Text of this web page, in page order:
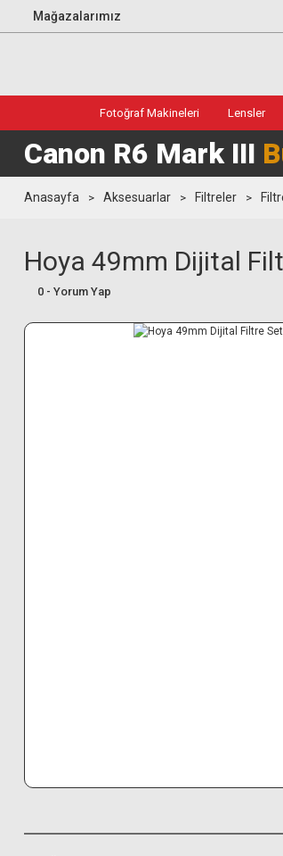
Mağazalarımız
Fotoğraf Makineleri Lensler
Canon R6 Mark III
Anasayfa Aksesuarlar Filtreler
Hoya 49mm Dijital
0 - Yorum Yap